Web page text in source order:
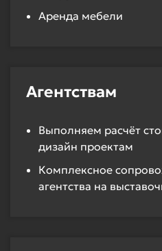
Аренда мебели
Агентствам
Выполняем расчёт
дизайн проектам
Комплексное
агентства на